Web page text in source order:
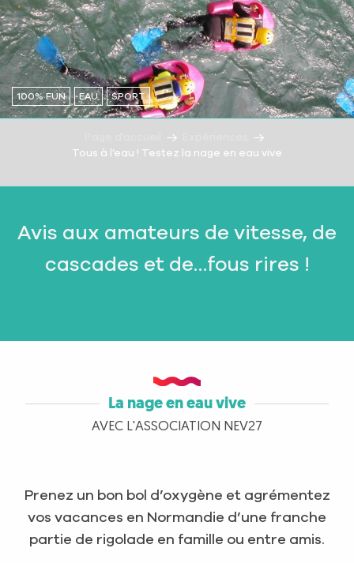
100% FUN EAU SPORT
Tous à l’eau ! Testez la nage en eau vive
Avis aux amateurs de vitesse, de
cascades et de…fous rires !
La nage en eau vive
AVEC L'ASSOCIATION NEV27
Prenez un bon bol d’oxygène et agrémentez
vos vacances en Normandie d’une franche
partie de rigolade en famille ou entre amis.